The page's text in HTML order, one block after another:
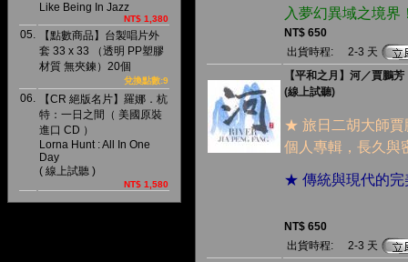
Like Being In Jazz
NT$ 1,380
05.
【點數商品】台製唱片外
套 33 x 33 （透明 PP塑膠
材質 無夾鍊）20個
兌換點數:9
06.
【CR 絕版名片】羅娜．杭
特：一日之間（ 美國原裝
進口 CD ）
Lorna Hunt : All In One
Day
( 線上試聽 )
NT$ 1,580
入夢幻異域之境界
NT$ 650
出貨時程:
2-3 天
【平和之月】河／賈鵬芳
(線上試聽)
★ 旅日二胡大師賈
個人專輯，長久與
★ 傳統與現代的完
NT$ 650
出貨時程:
2-3 天